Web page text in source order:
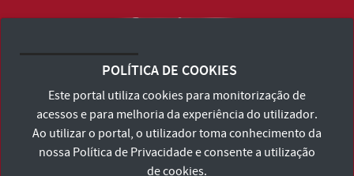
Consulte os Termos e Condições e Política de Privacidade
Declaração de Acessibilidade
POLÍTICA DE COOKIES
Este portal utiliza cookies para monitorização de
acessos e para melhoria da experiência do utilizador.
Ao utilizar o portal, o utilizador toma conhecimento da
nossa Política de Privacidadee consente a utilização
de cookies.